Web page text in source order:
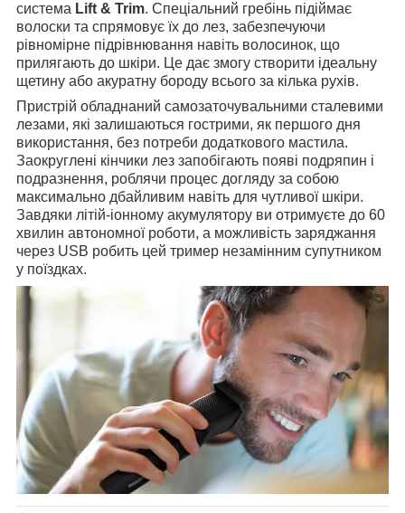
система Lift & Trim. Спеціальний гребінь підіймає
волоски та спрямовує їх до лез, забезпечуючи
рівномірне підрівнювання навіть волосинок, що
прилягають до шкіри. Це дає змогу створити ідеальну
щетину або акуратну бороду всього за кілька рухів.
Пристрій обладнаний самозаточувальними сталевими
лезами, які залишаються гострими, як першого дня
використання, без потреби додаткового мастила.
Заокруглені кінчики лез запобігають появі подряпин і
подразнення, роблячи процес догляду за собою
максимально дбайливим навіть для чутливої шкіри.
Завдяки літій-іонному акумулятору ви отримуєте до 60
хвилин автономної роботи, а можливість заряджання
через USB робить цей тример незамінним супутником
у поїздках.